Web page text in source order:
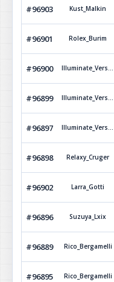
#96903 Kust_Malkin
#96901 Rolex_Burim
#96900 Illuminate_Versetti
#96899 Illuminate_Versetti
#96897 Illuminate_Versetti
#96898 Relaxy_Cruger
#96902 Larra_Gotti
#96896 Suzuya_Lxix
#96889 Rico_Bergamelli
#96895 Rico_Bergamelli